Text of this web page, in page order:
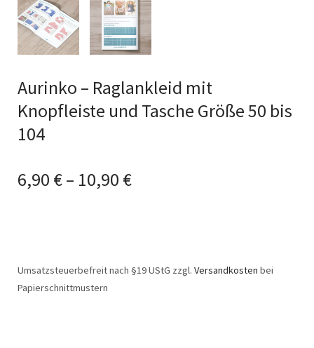
Aurinko – Raglankleid mit
Knopfleiste und Tasche Größe 50 bis
104
6,90 €– 10,90 €
Umsatzsteuerbefreit nach §19 UStG zzgl. Versandkosten bei
Papierschnittmustern